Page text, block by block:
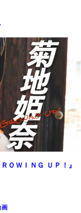
ＯＷＩＮＧ ＵＰ！』
画